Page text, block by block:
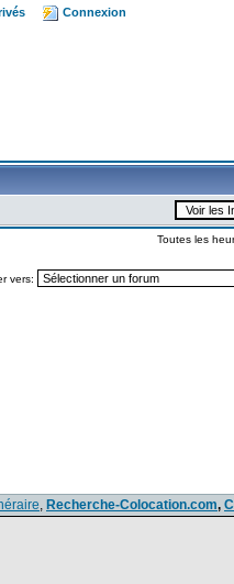
Connexion
Toutes les
vers:
, Recherche-Colocation.com,